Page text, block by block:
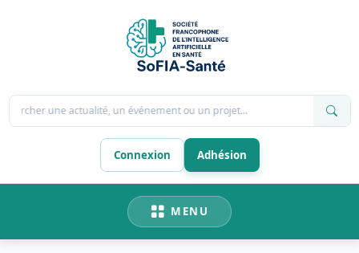
une actualité, un événement ou un projet...
Connexion Adhésion
MENU